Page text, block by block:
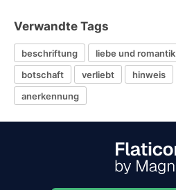
Verwandte Tags
beschriftung liebe und romantik
botschaft
verliebt hinweis
anerkennung